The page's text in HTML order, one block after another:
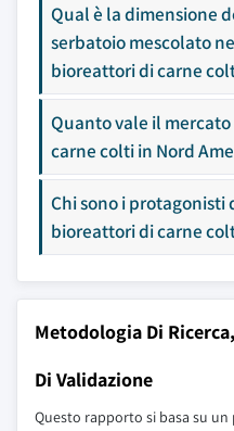
Qual è la dimensione
serbatoio mescolato
bioreattori di carne
Quanto vale il
carne colti in Nord
Chi sono i
bioreattori di carne
Metodologia Di
Di Validazione
Questo rapporto si basa su